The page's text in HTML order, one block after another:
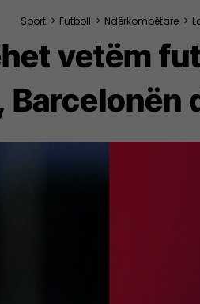
Sport > Futboll > Ndërkombëtare >
vetëm